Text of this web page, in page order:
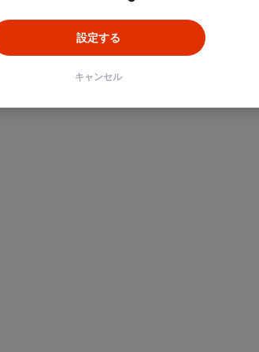
設定する
キャンセル